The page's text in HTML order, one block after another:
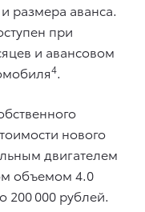
размера аванса.
при
и авансовом
4.
нового
двигателем
объемом 4.0
200 000 рублей.